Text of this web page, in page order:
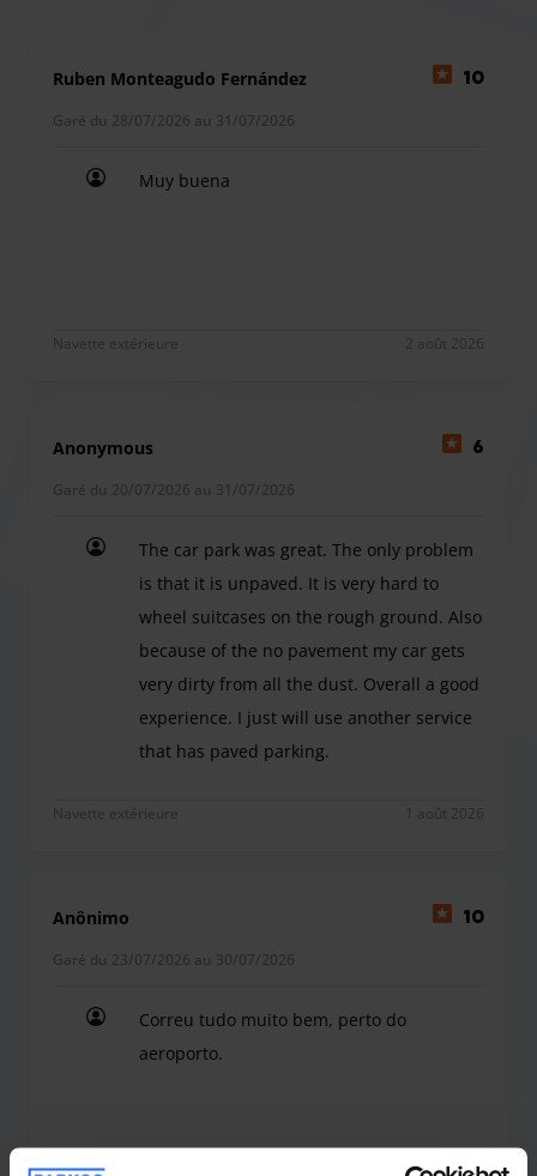
Ruben Monteagudo Fernández 10
Garé du 28/07/2026 au 31/07/2026
Muy buena
Navette extérieure 2 août 2026
Anonymous 6
Garé du 20/07/2026 au 31/07/2026
The car park was great. The only problem
is that it is unpaved. It is very hard to
wheel suitcases on the rough ground. Also
because of the no pavement my car gets
very dirty from all the dust. Overall a good
experience. I just will use another service
that has paved parking.
Navette extérieure 1 août 2026
Anônimo 10
Garé du 23/07/2026 au 30/07/2026
Correu tudo muito bem, perto do
aeroporto.